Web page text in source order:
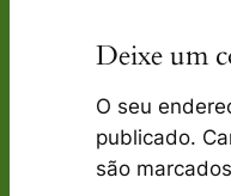
Deixe um
O seu
publicado.
são